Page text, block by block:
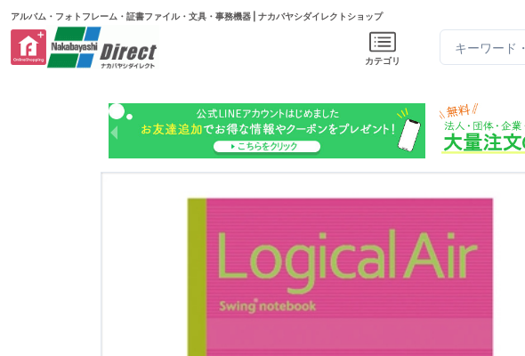
アルバム・フォトフレーム・証書ファイル・文具・事務機器 | ナカバヤシダイレクトショップ
カテゴリ